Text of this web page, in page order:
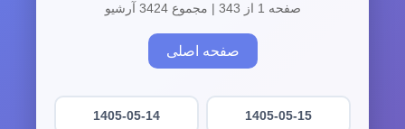
صفحه 1 از 343 | مجموع 3424 آرشیو
صفحه اصلی
1405-05-15
1405-05-14